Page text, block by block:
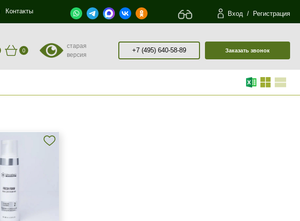
Контакты Вход / Регистрация
0
старая
версия
+7 (495) 640-58-89 Заказать звонок